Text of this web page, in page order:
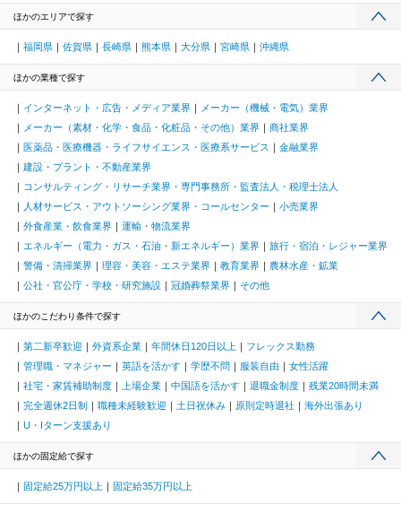
ほかのエリアで探す
福岡県 佐賀県 長崎県 熊本県 大分県 宮崎県 沖縄県
ほかの業種で探す
インターネット・広告・メディア業界
メーカー（機械・電気）業界
メーカー（素材・化学・食品・化粧品・その他）業界
商社業界
医薬品・医療機器・ライフサイエンス・医療系サービス
金融業界
建設・プラント・不動産業界
コンサルティング・リサーチ業界・専門事務所・監査法人・税理士法人
人材サービス・アウトソーシング業界・コールセンター
小売業界
外食産業・飲食業界
運輸・物流業界
エネルギー（電力・ガス・石油・新エネルギー）業界
旅行・宿泊・レジャー業界
警備・清掃業界
理容・美容・エステ業界 教育業界
農林水産・鉱業
公社・官公庁・学校・研究施設
冠婚葬祭業界 その他
ほかのこだわり条件で探す
第二新卒歓迎 外資系企業 年間休日120日以上
フレックス勤務
管理職・マネジャー
英語を活かす 学歴不問 服装自由
女性活躍
社宅・家賃補助制度
上場企業 中国語を活かす 退職金制度
残業20時間未満
完全週休2日制
職種未経験歓迎 土日祝休み 原則定時退社
海外出張あり
U・Iターン支援あり
ほかの固定給で探す
固定給25万円以上 固定給35万円以上